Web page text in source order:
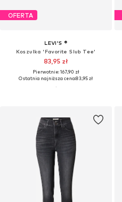
OFERTA
LEVI'S ®
Koszulka 'Favorite Slub Tee'
83,95 zł
Pierwotnie: 167,90 zł
Ostatnia najniższa cena:83,95 zł